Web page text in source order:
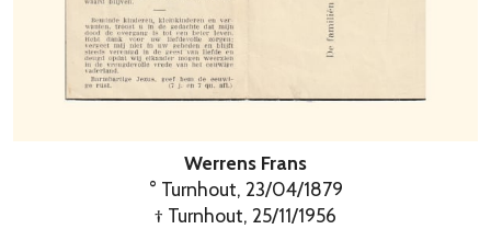
Werrens Frans
° Turnhout, 23/04/1879
† Turnhout, 25/11/1956